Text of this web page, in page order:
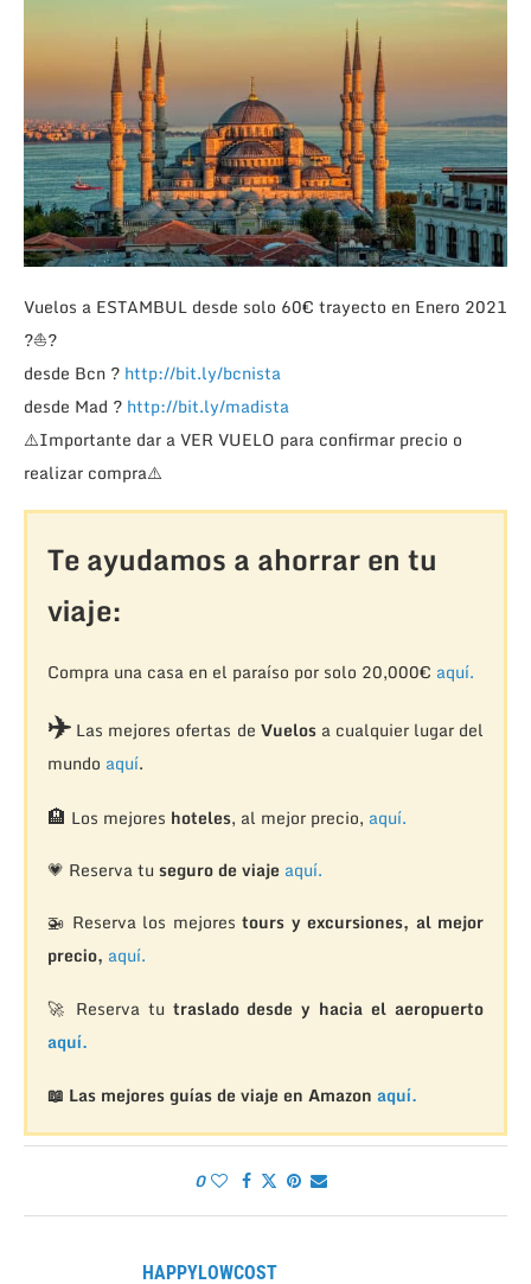
Vuelos a ESTAMBUL desde solo 60€ trayecto en Enero 2021
?⛵?
desde Bcn ? http://bit.ly/bcnista
desde Mad ? http://bit.ly/madista
⚠️Importante dar a VER VUELO para confirmar precio o
realizar compra⚠️
Te ayudamos a ahorrar en tu
viaje:
Compra una casa en el paraíso por solo 20,000€ aquí.
✈️Las mejores ofertas de Vuelosa cualquier lugar del
mundo aquí.
🏨 Los mejores hoteles, al mejor precio, aquí.
💗 Reserva tu seguro de viaje aquí.
🚁 Reserva los mejorestours y excursiones, al mejor
precio, aquí.
🚀 Reserva tu traslado desde y hacia el aeropuerto
aquí.
📖 Las mejores guías de viaje en Amazon aquí.
0
HAPPYLOWCOST